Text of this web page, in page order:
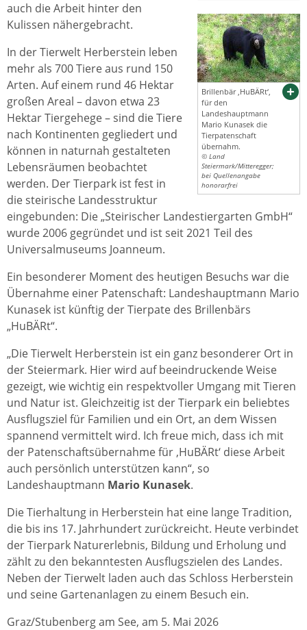
Brillenbär ‚HuBÄRt‘,
für den
Landeshauptmann
Mario Kunasek die
Tierpatenschaft
übernahm.
© Land
Steiermark/Mitteregger;
bei Quellenangabe
honorarfrei
auch die Arbeit hinter den
Kulissen nähergebracht.
In der Tierwelt Herberstein leben
mehr als 700 Tiere aus rund 150
Arten. Auf einem rund 46 Hektar
großen Areal – davon etwa 23
Hektar Tiergehege – sind die Tiere
nach Kontinenten gegliedert und
können in naturnah gestalteten
Lebensräumen beobachtet
werden. Der Tierpark ist fest in
die steirische Landesstruktur
eingebunden: Die „Steirischer Landestiergarten GmbH“
wurde 2006 gegründet und ist seit 2021 Teil des
Universalmuseums Joanneum.
Ein besonderer Moment des heutigen Besuchs war die
Übernahme einer Patenschaft: Landeshauptmann Mario
Kunasek ist künftig der Tierpate des Brillenbärs
„HuBÄRt“.
„Die Tierwelt Herberstein ist ein ganz besonderer Ort in
der Steiermark. Hier wird auf beeindruckende Weise
gezeigt, wie wichtig ein respektvoller Umgang mit Tieren
und Natur ist. Gleichzeitig ist der Tierpark ein beliebtes
Ausflugsziel für Familien und ein Ort, an dem Wissen
spannend vermittelt wird. Ich freue mich, dass ich mit
der Patenschaftsübernahme für ‚HuBÄRt‘ diese Arbeit
auch persönlich unterstützen kann“, so
Landeshauptmann Mario Kunasek.
Die Tierhaltung in Herberstein hat eine lange Tradition,
die bis ins 17. Jahrhundert zurückreicht. Heute verbindet
der Tierpark Naturerlebnis, Bildung und Erholung und
zählt zu den bekanntesten Ausflugszielen des Landes.
Neben der Tierwelt laden auch das Schloss Herberstein
und seine Gartenanlagen zu einem Besuch ein.
Graz/Stubenberg am See, am 5. Mai 2026